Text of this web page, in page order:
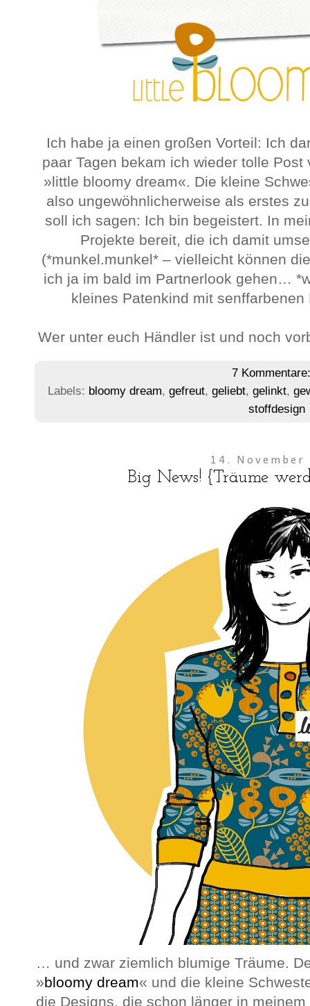
Ich habe ja einen großen Vorteil: Ich
paar Tagen bekam ich wieder tolle
»little bloomy dream«. Die kleine
also ungewöhnlicherweise als erstes
soll ich sagen: Ich bin begeistert. In
Projekte bereit, die ich damit
(*munkel.munkel* – vielleicht können
ich ja im bald im Partnerlook gehen…
kleines Patenkind mit
Wer unter euch Händler ist und noch
7
Labels: bloomy dream,gefreut,geliebt,gelinkt,
stoffdesign
14. November
Big News! {Träume
… und zwar ziemlich blumige Träume.
»bloomy dream« und die kleine
die Designs, die schon länger in